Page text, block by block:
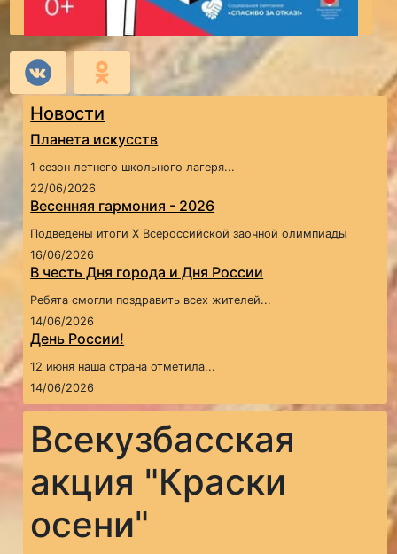
Новости
Планета искусств
1 сезон летнего школьного лагеря...
22/06/2026
Весенняя гармония - 2026
Подведены итоги X Всероссийской заочной олимпиады
16/06/2026
В честь Дня города и Дня России
Ребята смогли поздравить всех жителей...
14/06/2026
День России!
12 июня наша страна отметила...
14/06/2026
Всекузбасская
акция "Краски
осени"